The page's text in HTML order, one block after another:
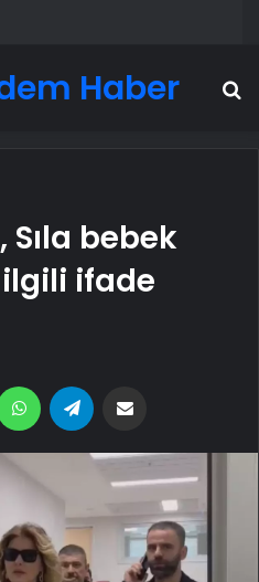
Haber
bebek
ilgili ifade
WhatsApp